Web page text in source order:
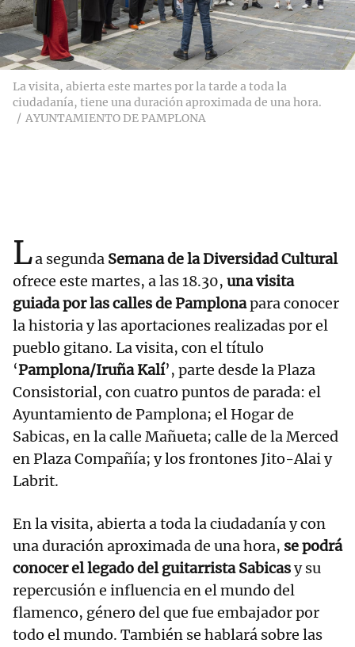
La visita, abierta este martes por la tarde a toda la
ciudadanía, tiene una duración aproximada de una hora.
AYUNTAMIENTO DE PAMPLONA
La segunda Semana de la Diversidad Cultural
ofrece este martes, a las 18.30, una visita
guiada por las calles de Pamplonapara conocer
la historia y las aportaciones realizadas por el
pueblo gitano. La visita, con el título
‘Pamplona/Iruña Kalí’, parte desde la Plaza
Consistorial, con cuatro puntos de parada: el
Ayuntamiento de Pamplona; el Hogar de
Sabicas, en la calle Mañueta; calle de la Merced
en Plaza Compañía; y los frontones Jito-Alai y
Labrit.
En la visita, abierta a toda la ciudadanía y con
una duración aproximada de una hora, se podrá
conocer el legado del guitarrista Sabicasy su
repercusión e influencia en el mundo del
flamenco, género del que fue embajador por
todo el mundo. También se hablará sobre las